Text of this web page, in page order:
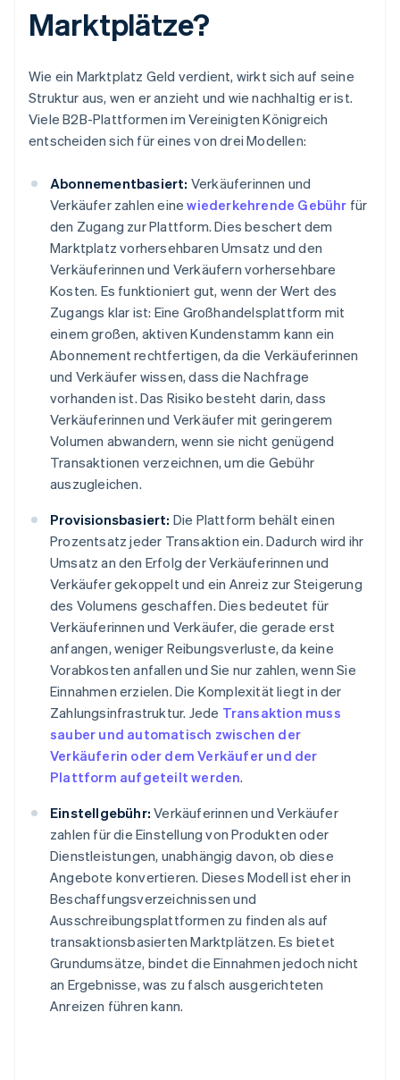
Marktplätze?
Wie ein Marktplatz Geld verdient, wirkt sich auf seine
Struktur aus, wen er anzieht und wie nachhaltig er ist.
Viele B2B-Plattformen im Vereinigten Königreich
entscheiden sich für eines von drei Modellen:
Abonnementbasiert: Verkäuferinnen und
Verkäufer zahlen einewiederkehrende Gebühr für
den Zugang zur Plattform. Dies beschert dem
Marktplatz vorhersehbaren Umsatz und den
Verkäuferinnen und Verkäufern vorhersehbare
Kosten. Es funktioniert gut, wenn der Wert des
Zugangs klar ist: Eine Großhandelsplattform mit
einem großen, aktiven Kundenstamm kann ein
Abonnement rechtfertigen, da die Verkäuferinnen
und Verkäufer wissen, dass die Nachfrage
vorhanden ist. Das Risiko besteht darin, dass
Verkäuferinnen und Verkäufer mit geringerem
Volumen abwandern, wenn sie nicht genügend
Transaktionen verzeichnen, um die Gebühr
auszugleichen.
Provisionsbasiert: Die Plattform behält einen
Prozentsatz jeder Transaktion ein. Dadurch wird ihr
Umsatz an den Erfolg der Verkäuferinnen und
Verkäufer gekoppelt und ein Anreiz zur Steigerung
des Volumens geschaffen. Dies bedeutet für
Verkäuferinnen und Verkäufer, die gerade erst
anfangen, weniger Reibungsverluste, da keine
Vorabkosten anfallen und Sie nur zahlen, wenn Sie
Einnahmen erzielen. Die Komplexität liegt in der
Zahlungsinfrastruktur. Jede Transaktion muss
sauber und automatisch zwischen der
Verkäuferin oder dem Verkäufer und der
Plattform aufgeteilt werden.
Einstellgebühr: Verkäuferinnen und Verkäufer
zahlen für die Einstellung von Produkten oder
Dienstleistungen, unabhängig davon, ob diese
Angebote konvertieren. Dieses Modell ist eher in
Beschaffungsverzeichnissen und
Ausschreibungsplattformen zu finden als auf
transaktionsbasierten Marktplätzen. Es bietet
Grundumsätze, bindet die Einnahmen jedoch nicht
an Ergebnisse, was zu falsch ausgerichteten
Anreizen führen kann.